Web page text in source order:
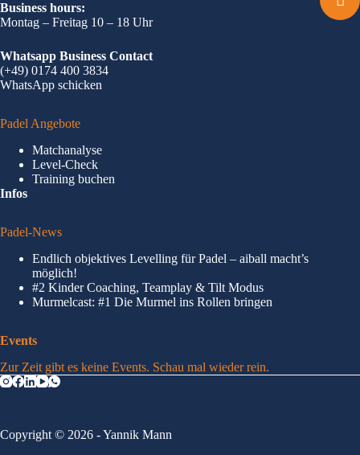
Business hours:
Montag – Freitag 10 – 18 Uhr
Whatsapp Business Contact
(+49) 0174 400 3834
WhatsApp schicken
Padel Angebote
Matchanalyse
Level-Check
Training buchen
Infos
Padel-News
Endlich objektives Levelling für Padel – aiball macht’s
möglich!
#2 Kinder Coaching, Teamplay & Tilt Modus
Murmelcast: #1 Die Murmel ins Rollen bringen
Events
Zur Zeit gibt es keine Events. Schau mal wieder rein.
Copyright © 2026 - Yannik Mann